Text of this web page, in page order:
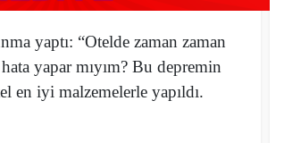
yaptı: “Otelde zaman zaman
yapar mıyım? Bu depremin
en iyi malzemelerle yapıldı.